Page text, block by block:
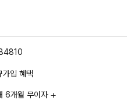
가입 혜택
6개월 무이자